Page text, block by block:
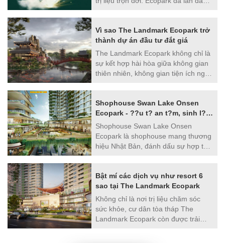
theo dõi và dễ dàng nắm bắt.
Và hện nay những căn hộ The
Landmark Ecopark đầu tiên tại toà
tháp L1 đã được CĐT ra mắt và điều
khách hàng quan tâm đó là tiêu
chuẩn bàn giao như thế nào? Vậy
Vì sao The Landmark Ecopark trở
thành dự án đầu tư đắt giá
The Landmark Ecopark không chỉ là
sự kết hợp hài hòa giữa không gian
thiên nhiên, không gian tiện ích nghỉ
thoải mái trong từng căn hộ.
Shophouse Swan Lake Onsen
Ecopark - ??u t? an t?m, sinh l?i
b?n v?ng
Shophouse Swan Lake Onsen
Ecopark là shophouse mang thương
hiệu Nhật Bản, đánh dấu sự hợp tác
Nằm trên tuyến đường huyết mạch
của Khu đô thị Ecopark, shophouse
Swan Lake The Onsen sở hữu
những lợi thế đáng để đầu tư.
Bật mí các dịch vụ như resort 6
sao tại The Landmark Ecopark
Không chỉ là nơi trị liệu chăm sóc
sức khỏe, cư dân tòa tháp The
Landmark Ecopark còn được trải